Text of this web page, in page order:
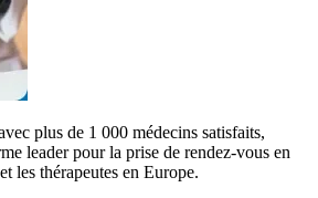
plus de 1 000 médecins satisfaits,
leader pour la prise de rendez-vous en
les thérapeutes en Europe.